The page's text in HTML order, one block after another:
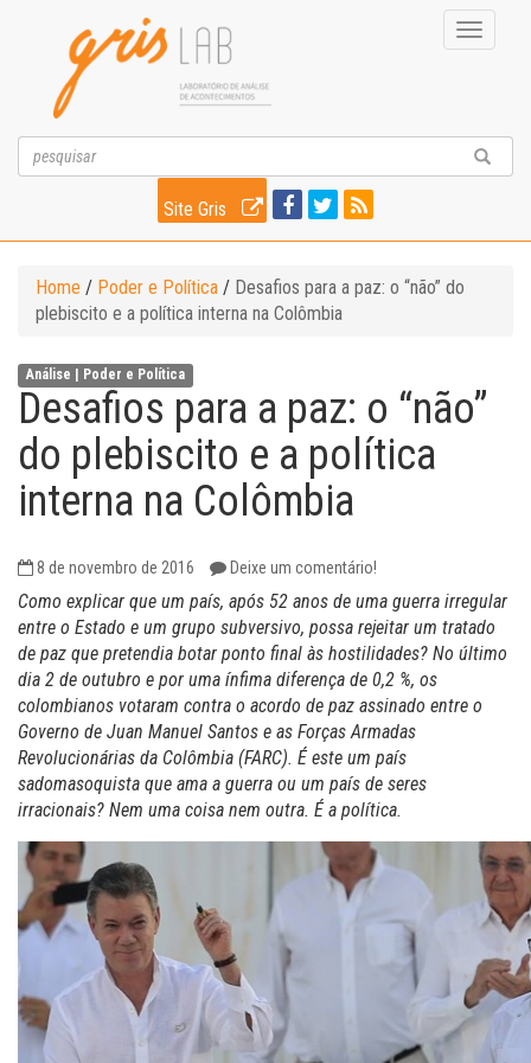
Toggle
Site Gris
Home / Poder e Política / Desafios para a paz: o “não” do
plebiscito e a política interna na Colômbia
Análise | Poder e Política
Desafios para a paz: o “não”
do plebiscito e a política
interna na Colômbia
8 de novembro de 2016 Deixe um comentário!
Como explicar que um país, após 52 anos de uma guerra irregular
entre o Estado e um grupo subversivo, possa rejeitar um tratado
de paz que pretendia botar ponto final às hostilidades? No último
dia 2 de outubro e por uma ínfima diferença de 0,2 %, os
colombianos votaram contra o acordo de paz assinado entre o
Governo de Juan Manuel Santos e as Forças Armadas
Revolucionárias da Colômbia (FARC). É este um país
sadomasoquista que ama a guerra ou um país de seres
irracionais? Nem uma coisa nem outra. É a política.